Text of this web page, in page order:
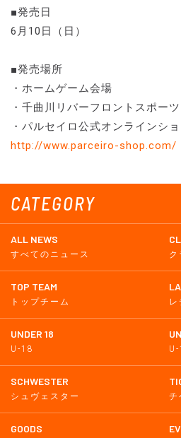
CATEGORY
ALL NEWS
すべてのニュース ク
TOP TEAM
トップチーム レ
UNDER 18
U-18
SCHWESTER
シュヴェスター チ
GOODS
■発売日
6月10日（日）
■発売場所
・ホームゲーム会場
・千曲川リバーフロントスポー
・パルセイロ公式オンラインシ
http://www.parceiro-shop.com/